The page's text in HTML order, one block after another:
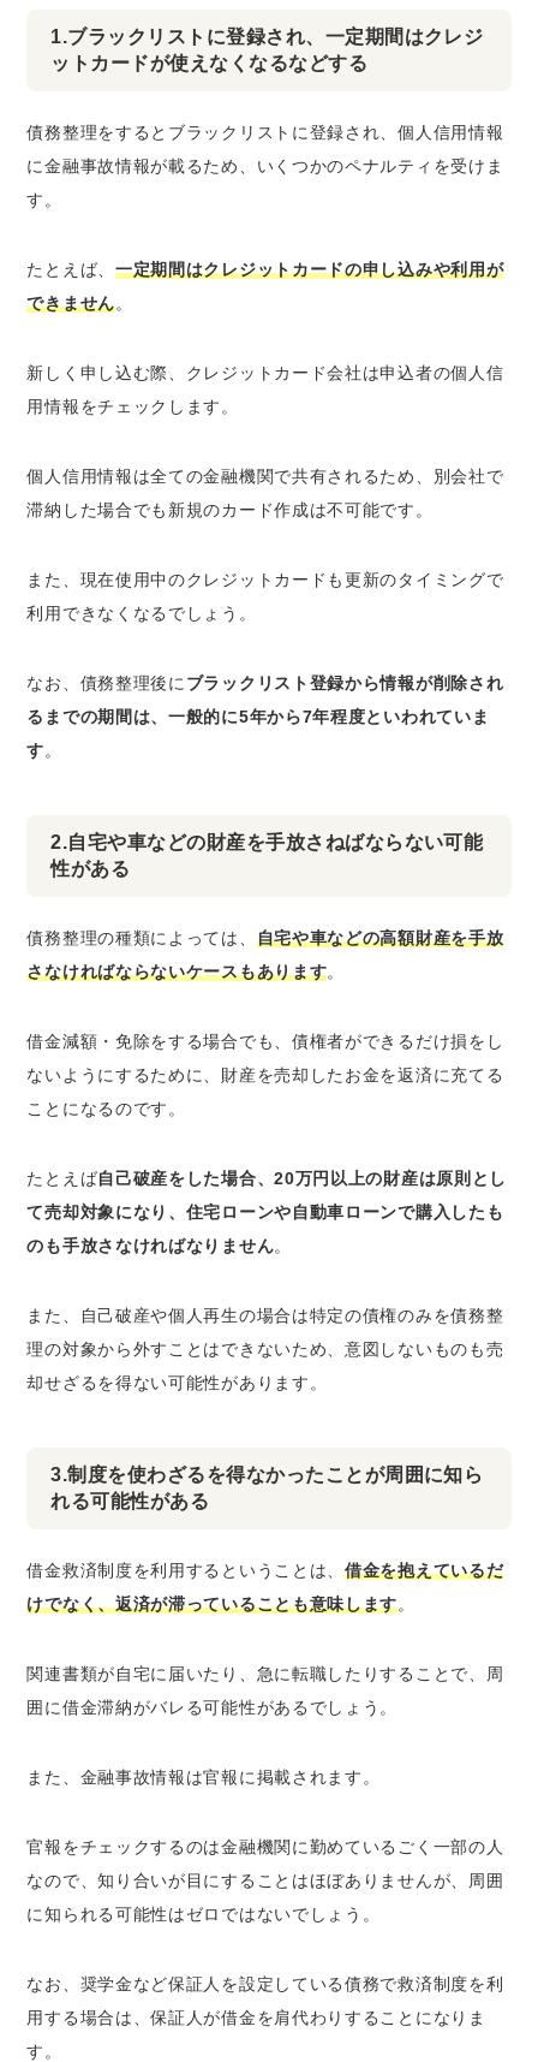
1.ブラックリストに登録され、一定期間はクレジ
ットカードが使えなくなるなどする
債務整理をするとブラックリストに登録され、個人信用情報
に金融事故情報が載るため、いくつかのペナルティを受けま
す。
たとえば、 一定期間はクレジットカードの申し込みや利用が
できません。
新しく申し込む際、クレジットカード会社は申込者の個人信
用情報をチェックします。
個人信用情報は全ての金融機関で共有されるため、別会社で
滞納した場合でも新規のカード作成は不可能です。
また、現在使用中のクレジットカードも更新のタイミングで
利用できなくなるでしょう。
なお、債務整理後に ブラックリスト登録から情報が削除され
るまでの期間は、一般的に5年から7年程度といわれていま
す。
2.自宅や車などの財産を手放さねばならない可能
性がある
債務整理の種類によっては、 自宅や車などの高額財産を手放
さなければならないケースもあります。
借金減額・免除をする場合でも、債権者ができるだけ損をし
ないようにするために、財産を売却したお金を返済に充てる
ことになるのです。
たとえば自己破産をした場合、20万円以上の財産は原則とし
て売却対象になり、住宅ローンや自動車ローンで購入したも
のも手放さなければなりません。
また、
自己破産や個人再生の場合は特定の債権のみを債務整
理の対象から外すことはできないため、意図しないものも売
却せざるを得ない可能性があります 。
3.制度を使わざるを得なかったことが周囲に知ら
れる可能性がある
借金救済制度を利用するということは、借金を抱えているだ
けでなく、返済が滞っていることも意味します。
関連書類が自宅に届いたり、急に転職したりすることで、
周
囲に借金滞納がバレる可能性があるでしょう 。
また、金融事故情報は官報に掲載されます。
官報をチェックするのは金融機関に勤めているごく一部の人
なので、知り合いが目にすることはほぼありませんが、周囲
に知られる可能性はゼロではないでしょう。
なお、 奨学金など保証人を設定している債務で救済制度を利
用する場合は、保証人が借金を肩代わりすることになりま
す 。